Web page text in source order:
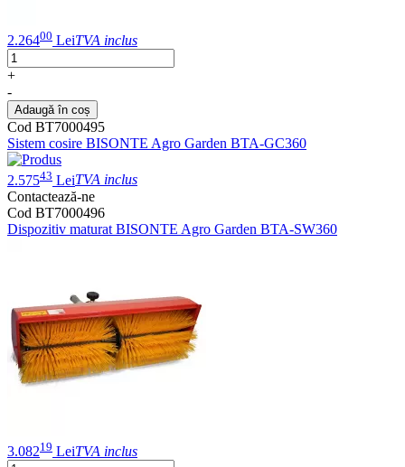
2.26400 LeiTVA inclus
+
-
Adaugă în coș
Cod BT7000495
Sistem cosire BISONTE Agro Garden BTA-GC360
2.57543 LeiTVA inclus
Contactează-ne
Cod BT7000496
Dispozitiv maturat BISONTE Agro Garden BTA-SW360
3.08219 LeiTVA inclus